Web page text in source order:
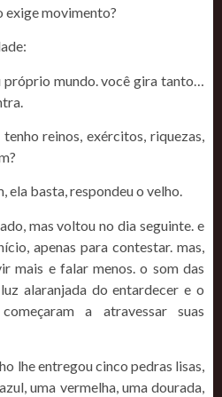
exige movimento?
próprio mundo. você gira tanto…
reinos, exércitos, riquezas,
ela basta, respondeu o velho.
mas voltou no dia seguinte. e
apenas para contestar. mas,
mais e falar menos. o som das
alaranjada do entardecer e o
a atravessar suas
lhe entregou cinco pedras lisas,
uma vermelha, uma dourada,